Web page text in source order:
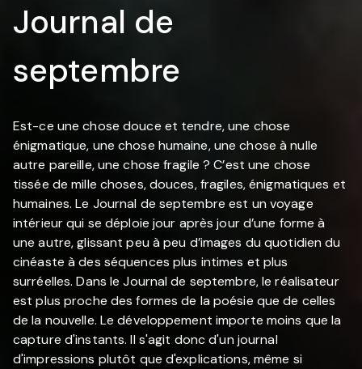
Journal de
septembre
Est-ce une chose douce et tendre, une chose
énigmatique, une chose humaine, une chose à nulle
autre pareille, une chose fragile ? C’est une chose
tissée de mille choses, douces, fragiles, énigmatiques et
humaines. Le Journal de septembre est un voyage
intérieur qui se déploie jour après jour d’une forme à
une autre, glissant peu à peu d’images du quotidien du
cinéaste à des séquences plus intimes et plus
surréelles. Dans le Journal de septembre, le réalisateur
est plus proche des formes de la poésie que de celles
de la nouvelle. Le développement importe moins que la
capture d'instants. Il s'agit donc d'un journal
d'impressions plutôt que d'explications, même si